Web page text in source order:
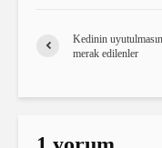
Kedinin
merak edilenler